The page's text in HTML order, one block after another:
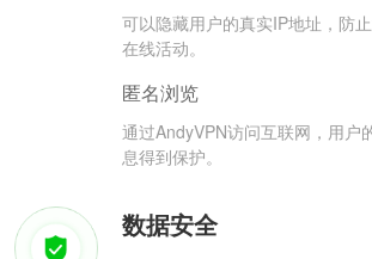
可以隐藏用户的真实IP地址，防
在线活动。
匿名浏览
通过AndyVPN访问互联网，用户
息得到保护。
数据安全